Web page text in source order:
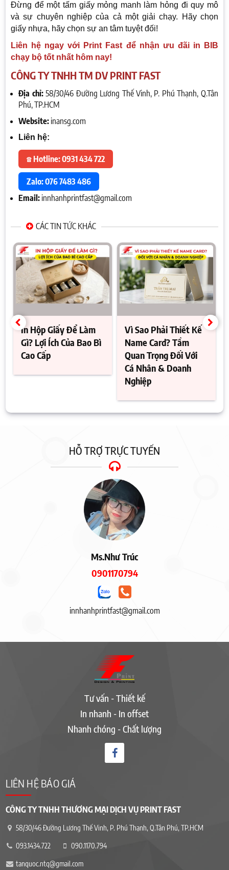
Đừng để một tấm giấy mỏng manh làm hỏng đi quy mô
và sự chuyên nghiệp của cả một giải chạy. Hãy chọn
giấy nhựa, hãy chọn sự an tâm tuyệt đối!
Liên hệ ngay với Print Fast để nhận ưu đãi in BIB
chạy bộ tốt nhất hôm nay!
CÔNG TY TNHH TM DV PRINT FAST
Địa chỉ:58/30/46 Đường Lương Thế Vinh, P. Phú Thạnh, Q.Tân
Phú, TP.HCM
Website:inansg.com
Liên hệ:
☎ Hotline: 0931 434 722
Zalo: 076 7483 486
Email:innhanhprintfast@gmail.com
CÁC TIN TỨC KHÁC
In Hộp Giấy Để Làm
Gì? Lợi Ích Của Bao Bì
Cao Cấp
Vì Sao Phải Thiết Kế
Name Card? Tầm
Quan Trọng Đối Với
Cá Nhân & Doanh
Nghiệp
HỖ TRỢ TRỰC TUYẾN
Ms.Như Trúc
0901170794
innhanhprintfast@gmail.com
Tư vấn - Thiết kế
In nhanh - In offset
Nhanh chóng - Chất lượng
LIÊN HỆ BÁO GIÁ
CÔNG TY TNHH THƯƠNG MẠI DỊCH VỤ PRINT FAST
58/30/46 Đường Lương Thế Vinh, P. Phú Thạnh, Q.Tân Phú, TP.HCM
093.1434.722 090.1170.794
tanquoc.ntq@gmail.com